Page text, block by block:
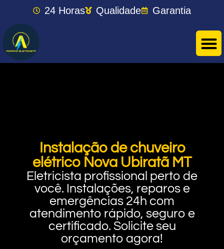
24 Horas Qualidade Garantia
Instalação de chuveiro
elétrico Nova Ubiratã MT
Eletricista profissional perto de
você. Instalações, reparos e
emergências 24h com
atendimento rápido, seguro e
certificado. Solicite seu
orçamento agora!